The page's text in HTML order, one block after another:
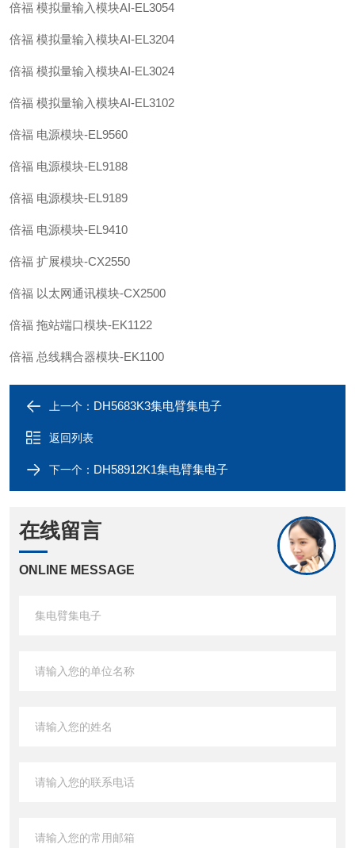
倍福 模拟量输入模块AI-EL3054
倍福 模拟量输入模块AI-EL3204
倍福 模拟量输入模块AI-EL3024
倍福 模拟量输入模块AI-EL3102
倍福 电源模块-EL9560
倍福 电源模块-EL9188
倍福 电源模块-EL9189
倍福 电源模块-EL9410
倍福 扩展模块-CX2550
倍福 以太网通讯模块-CX2500
倍福 拖站端口模块-EK1122
倍福 总线耦合器模块-EK1100
上一个： DH5683K3集电臂集电子
返回列表
下一个： DH58912K1集电臂集电子
在线留言
ONLINE MESSAGE